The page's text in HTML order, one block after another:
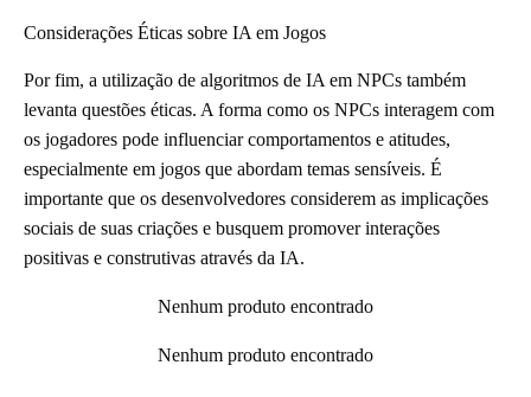
Considerações Éticas sobre IA em Jogos
Por fim, a utilização de algoritmos de IA em NPCs também
levanta questões éticas. A forma como os NPCs interagem com
os jogadores pode influenciar comportamentos e atitudes,
especialmente em jogos que abordam temas sensíveis. É
importante que os desenvolvedores considerem as implicações
sociais de suas criações e busquem promover interações
positivas e construtivas através da IA.
Nenhum produto encontrado
Nenhum produto encontrado